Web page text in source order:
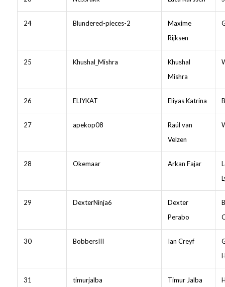
24 Blundered-pieces-2
Maxime
Rijksen
25 Khushal_Mishra
Khushal
Mishra
26 ELIYKAT Eliyas Katrina
27 apekop08
Raúl van
Velzen
28 Okemaar Arkan Fajar
29 DexterNinja6
Dexter
Perabo
30 BobbersIII Ian Creyf
31 timurjalba Timur Jalba